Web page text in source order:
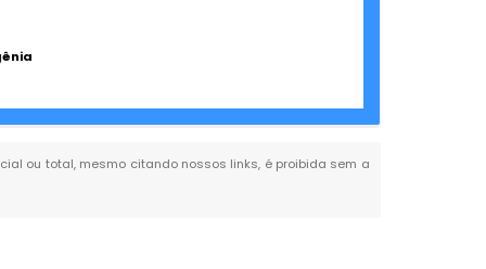
ou total, mesmo citando nossos links, é proibida sem a